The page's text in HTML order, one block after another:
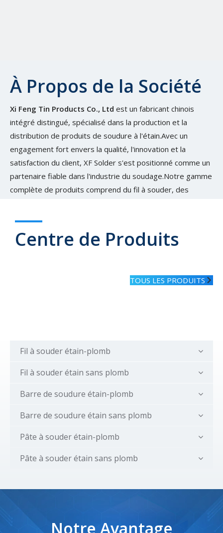
À Propos de la Société
Xi Feng Tin Products Co., Ltd est un fabricant chinois
intégré distingué, spécialisé dans la production et la
distribution de produits de soudure à l'étain.Avec un
engagement fort envers la qualité, l'innovation et la
satisfaction du client, XF Solder s'est positionné comme un
partenaire fiable dans l'industrie du soudage.Notre gamme
complète de produits comprend du fil à souder, des
électronique et de la menuiserie métallique.
Centre de Produits
TOUS LES PRODUITS
Fil à souder étain-plomb
Fil à souder étain sans plomb
Barre de soudure étain-plomb
Barre de soudure étain sans plomb
Pâte à souder étain-plomb
Pâte à souder étain sans plomb
Notre Avantage